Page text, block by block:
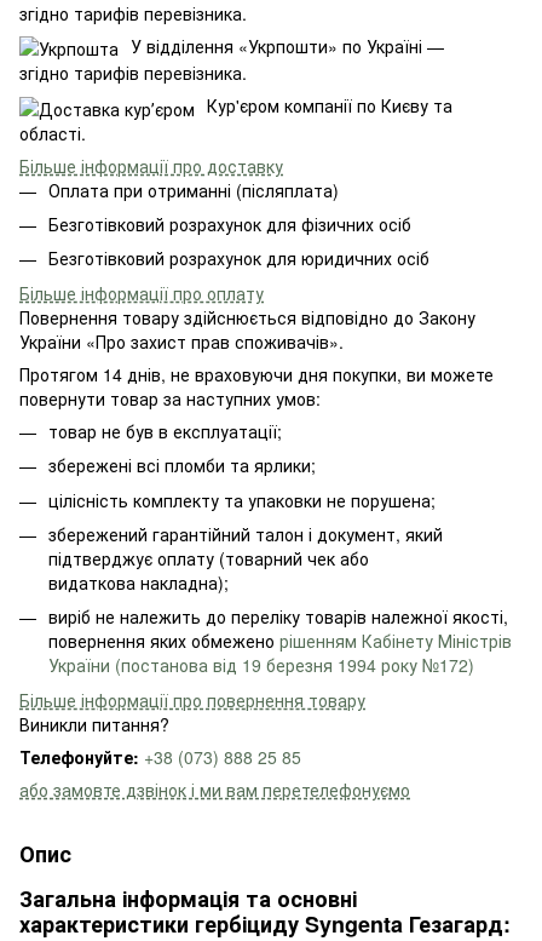
згідно тарифів перевізника.
У відділення «Укрпошти» по Україні —
згідно тарифів перевізника.
Кур'єром компанії по Києву та
області.
Більше інформації про доставку
Оплата при отриманні (післяплата)
Безготівковий розрахунок для фізичних осіб
Безготівковий розрахунок для юридичних осіб
Більше інформації про оплату
Повернення товару здійснюється відповідно до Закону
України «Про захист прав споживачів».
Протягом 14 днів, не враховуючи дня покупки, ви можете
повернути товар за наступних умов:
товар не був в експлуатації;
збережені всі пломби та ярлики;
цілісність комплекту та упаковки не порушена;
збережений гарантійний талон і документ, який
підтверджує оплату (товарний чек або
видаткова накладна);
виріб не належить до переліку товарів належної якості,
повернення яких обмежено рішенням Кабінету Міністрів
України (постанова від 19 березня 1994 року №172)
Більше інформації про повернення товару
Виникли питання?
Телефонуйте: +38 (073) 888 25 85
або замовте дзвінок і ми вам перетелефонуємо
Опис
Загальна інформація та основні
характеристики гербіциду Syngenta Гезагард: